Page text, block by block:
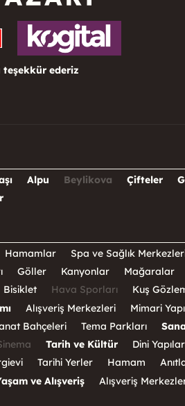
ederiz
Alpu Beylikova Çifteler
Hamamlar Spa ve Sağlık
Göller Kanyonlar Mağaralar
Bisiklet Hava Sporları Kuş
Alışveriş Merkezleri Mimari
Bahçeleri Tema Parkları
Tarih ve Kültür Dini Yapılar
Tarihi Yerler Hamam
ve Alışveriş Alışveriş